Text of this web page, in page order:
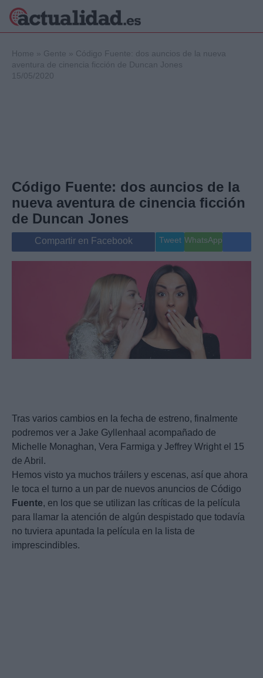
Internacional
Viajes
Gente
Musica
Home » Gente » Código Fuente: dos auncios de la nueva
aventura de cinencia ficción de Duncan Jones
15/05/2020
Código Fuente: dos auncios de la
nueva aventura de cinencia ficción
de Duncan Jones
Compartir en Facebook Tweet WhatsApp
Tras varios cambios en la fecha de estreno, finalmente
podremos ver a Jake Gyllenhaal acompañado de
Michelle Monaghan, Vera Farmiga y Jeffrey Wright el 15
de Abril.
Hemos visto ya muchos tráilers y escenas, así que ahora
le toca el turno a un par de nuevos anuncios de Código
Fuente, en los que se utilizan las críticas de la película
para llamar la atención de algún despistado que todavía
no tuviera apuntada la película en la lista de
imprescindibles.